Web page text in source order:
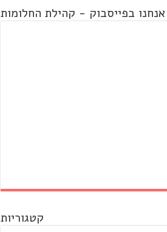
אנחנו בפייסבוק - קהילת החלומות
קטגוריות